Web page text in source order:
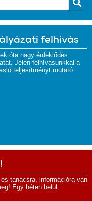
felhívás
óta nagy érdeklődés
Jelen felhívásunkkal a
teljesítményt mutató
tanácsra, információra van
Egy héten belül